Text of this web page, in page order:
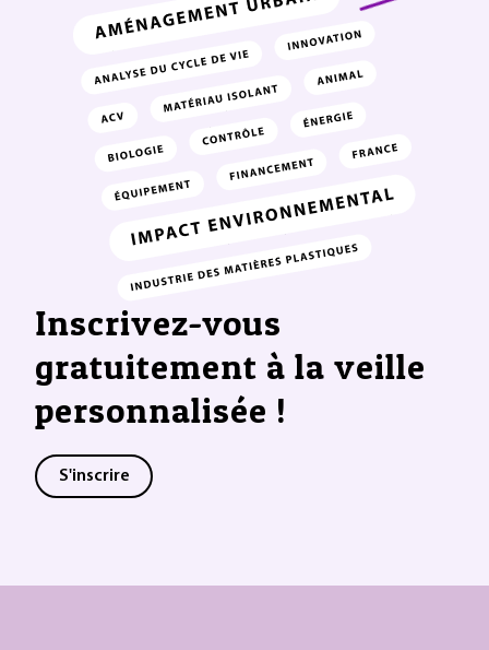
Inscrivez-vous
gratuitement à la veille
personnalisée !
S'inscrire